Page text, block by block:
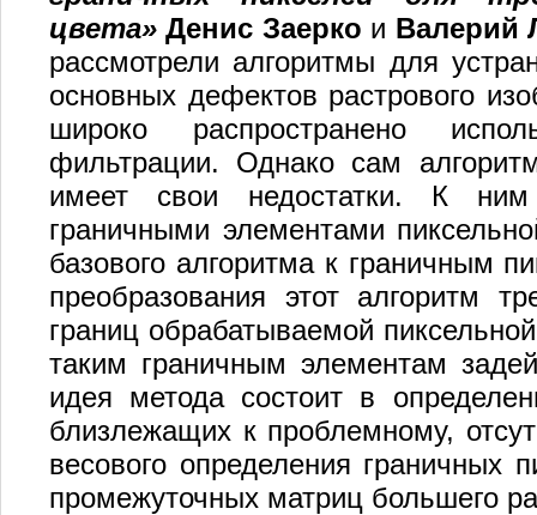
цвета» Денис Заерко и Валерий
рассмотрели алгоритмы для
основных дефектов растрового
широко распространено
фильтрации. Однако сам
имеет свои недостатки. К
граничными элементами
базового алгоритма к граничным
преобразования этот алгоритм
границ обрабатываемой
таким граничным элементам
идея метода состоит в
близлежащих к проблемному,
весового определения граничных
промежуточных матриц большего